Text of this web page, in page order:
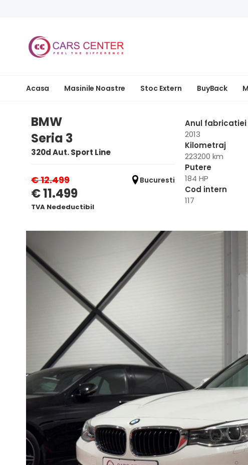
Acasa Masinile Noastre Stoc Extern BuyBack
BMW
Seria 3
320d Aut. Sport Line
€ 12.499 Bucuresti
€ 11.499
TVA Nedeductibil
Anul fabricatiei
2013
Kilometraj
223200 km
Putere
184 HP
Cod intern
117